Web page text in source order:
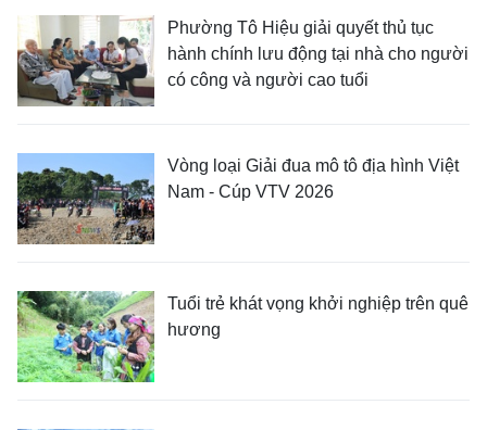
Phường Tô Hiệu giải quyết thủ tục
hành chính lưu động tại nhà cho người
có công và người cao tuổi
Vòng loại Giải đua mô tô địa hình Việt
Nam - Cúp VTV 2026
Tuổi trẻ khát vọng khởi nghiệp trên quê
hương